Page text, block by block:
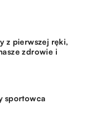
z pierwszej ręki,
zdrowie i
sportowca